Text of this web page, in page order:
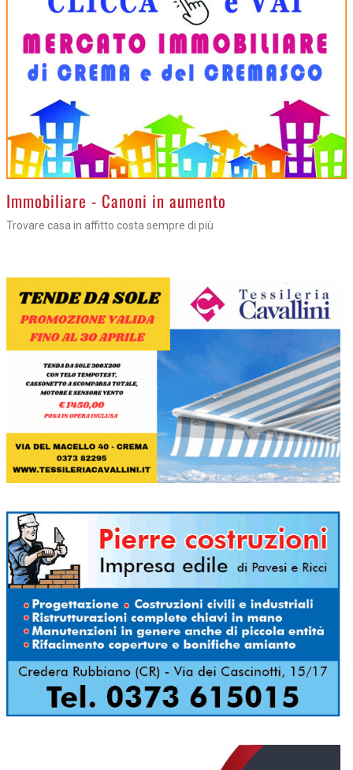
>Immobiliare - Canoni in aumento
Trovare casa in affitto costa sempre di più